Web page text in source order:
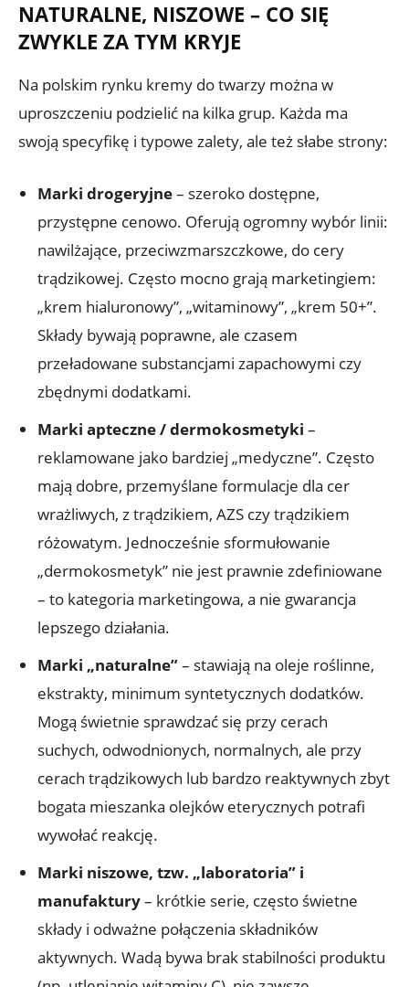
NATURALNE, NISZOWE – CO SIĘ
ZWYKLE ZA TYM KRYJE
Na polskim rynku kremy do twarzy można w
uproszczeniu podzielić na kilka grup. Każda ma
swoją specyfikę i typowe zalety, ale też słabe strony:
Marki drogeryjne– szeroko dostępne,
przystępne cenowo. Oferują ogromny wybór linii:
nawilżające, przeciwzmarszczkowe, do cery
trądzikowej. Często mocno grają marketingiem:
„krem hialuronowy”, „witaminowy”, „krem 50+”.
Składy bywają poprawne, ale czasem
przeładowane substancjami zapachowymi czy
zbędnymi dodatkami.
Marki apteczne / dermokosmetyki –
reklamowane jako bardziej „medyczne”. Często
mają dobre, przemyślane formulacje dla cer
wrażliwych, z trądzikiem, AZS czy trądzikiem
różowatym. Jednocześnie sformułowanie
„dermokosmetyk” nie jest prawnie zdefiniowane
– to kategoria marketingowa, a nie gwarancja
lepszego działania.
Marki „naturalne”– stawiają na oleje roślinne,
ekstrakty, minimum syntetycznych dodatków.
Mogą świetnie sprawdzać się przy cerach
suchych, odwodnionych, normalnych, ale przy
cerach trądzikowych lub bardzo reaktywnych zbyt
bogata mieszanka olejków eterycznych potrafi
wywołać reakcję.
Marki niszowe, tzw. „laboratoria” i
manufaktury– krótkie serie, często świetne
składy i odważne połączenia składników
aktywnych. Wadą bywa brak stabilności produktu